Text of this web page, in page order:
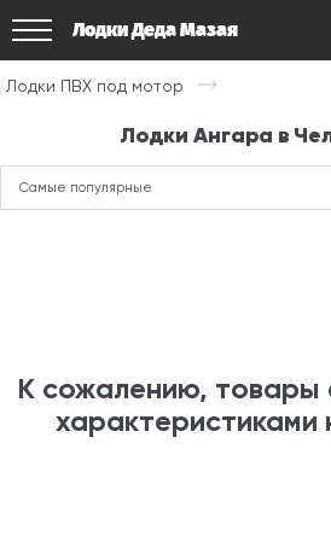
Лодки Деда Мазая
Лодки ПВХ под мотор
Лодки Ангара в
Самые популярные
К сожалению, товары
характеристиками